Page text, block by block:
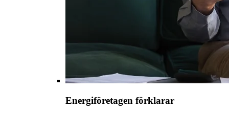
Energiföretagen förklarar